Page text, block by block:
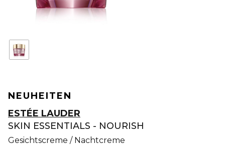
NEUHEITEN
ESTÉE LAUDER
SKIN ESSENTIALS - NOURISH
Gesichtscreme / Nachtcreme